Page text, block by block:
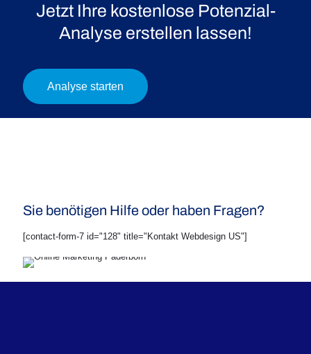
Jetzt Ihre kostenlose Potenzial-
Analyse erstellen lassen!
Analyse starten
Sie benötigen Hilfe oder haben Fragen?
[contact-form-7 id="128" title="Kontakt Webdesign US"]